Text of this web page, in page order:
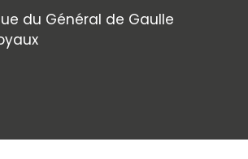
du Général de Gaulle